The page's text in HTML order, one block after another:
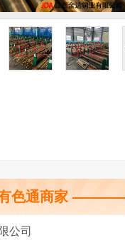
色通商家
公司